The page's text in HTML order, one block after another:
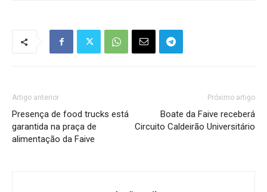
Artigo anterior
Presença de food trucks está
garantida na praça de
alimentação da Faive
Próximo artigo
Boate da Faive receberá
Circuito Caldeirão Universitário